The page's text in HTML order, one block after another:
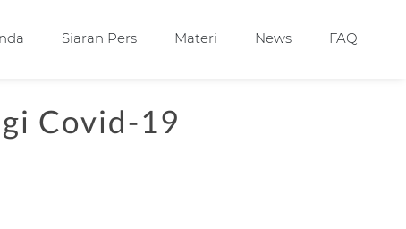
Siaran Pers Materi News FAQ
Covid-19